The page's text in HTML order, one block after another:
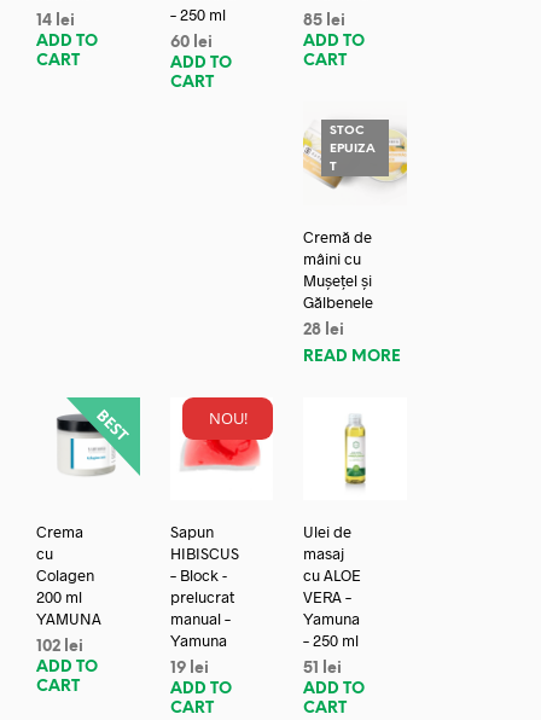
14 lei
ADD TO
CART
– 250 ml
60 lei
ADD TO
CART
85 lei
ADD TO
CART
STOC
EPUIZA
T
Cremă de
mâini cu
Mușețel și
Gălbenele
28 lei
READ MORE
Crema
cu
Colagen
200 ml
YAMUNA
102 lei
ADD TO
CART
NOU!
Sapun
HIBISCUS
– Block -
prelucrat
manual –
Yamuna
19 lei
ADD TO
CART
Ulei de
masaj
cu ALOE
VERA –
Yamuna
– 250 ml
51
lei
ADD TO
CART